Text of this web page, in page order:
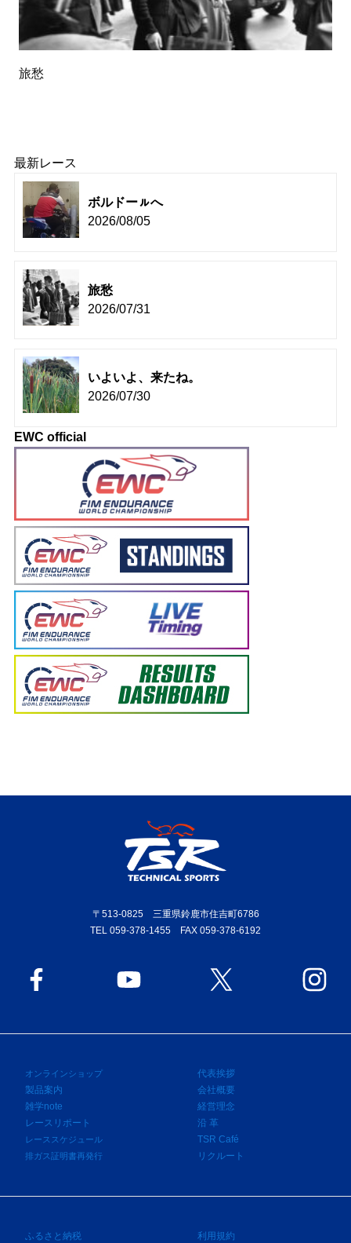
旅愁
最新レース
ボルドーㇽへ
2026/08/05
旅愁
2026/07/31
いよいよ、来たね。
2026/07/30
EWC official
〒513-0825 三重県鈴鹿市住吉町6786
TEL 059-378-1455 FAX 059-378-6192
オンラインショップ
代表挨拶
製品案内
会社概要
雑学note
経営理念
レースリポート
沿 革
レーススケジュール TSR Café
排ガス証明書再発行 リクルート
ふるさと納税 利用規約